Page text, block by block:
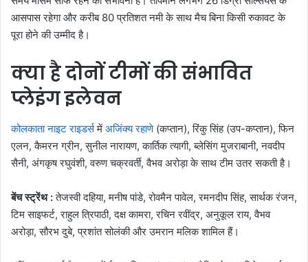
आसपास रहेगा और करीब 80 प्रतिशत नमी के साथ मैच बिना किसी रुकावट के
पूरा होने की उम्मीद है।
क्या है दोनों टीमों की संभावित
प्लेइंग इलेवन
कोलकाता नाइट राइडर्समें अजिंक्य रहाणे(कप्तान), रिंकु सिंह (उप-कप्तान), फिन
एलन, कैमरन ग्रीन, सुनील नारायण, कार्तिक त्यागी, ब्लेसिंग मुजराबानी, नवदीप
सैनी, अंगकृष रघुवंशी, वरुण चक्रवर्ती, वैभव अरोड़ा के साथ टीम उतर सकती है।
बेंच स्ट्रेंथ :तेजस्वी दहिया, मनीष पांडे, रोवमैन पावेल, रमनदीप सिंह, सार्थक रंजन,
टिम साइफर्ट, राहुल त्रिपाठी, दक्ष कामरा, रचिन रवींद्र, अनुकूल राय, वैभव
अरोड़ा, सौरभ दुबे, प्रशांत सोलंकी और उमरान मलिक शामिल हैं।